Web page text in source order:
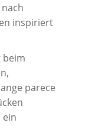
inspiriert
beim
parece
ein